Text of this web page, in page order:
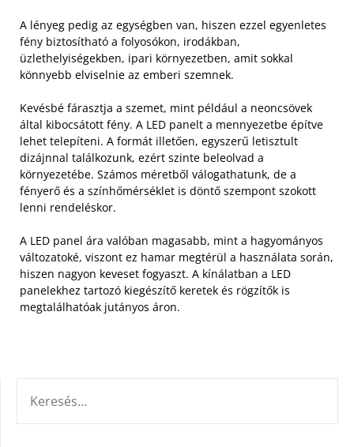
A lényeg pedig az egységben van, hiszen ezzel egyenletes
fény biztosítható a folyosókon, irodákban,
üzlethelyiségekben, ipari környezetben, amit sokkal
könnyebb elviselnie az emberi szemnek.
Kevésbé fárasztja a szemet, mint például a neoncsövek
által kibocsátott fény. A LED panelt a mennyezetbe építve
lehet telepíteni. A formát illetően, egyszerű letisztult
dizájnnal találkozunk, ezért szinte beleolvad a
környezetébe. Számos méretből válogathatunk, de a
fényerő és a színhőmérséklet is döntő szempont szokott
lenni rendeléskor.
A LED panel ára valóban magasabb, mint a hagyományos
változatoké, viszont ez hamar megtérül a használata során,
hiszen nagyon keveset fogyaszt. A kínálatban a LED
panelekhez tartozó kiegészítő keretek és rögzítők is
megtalálhatóak jutányos áron.